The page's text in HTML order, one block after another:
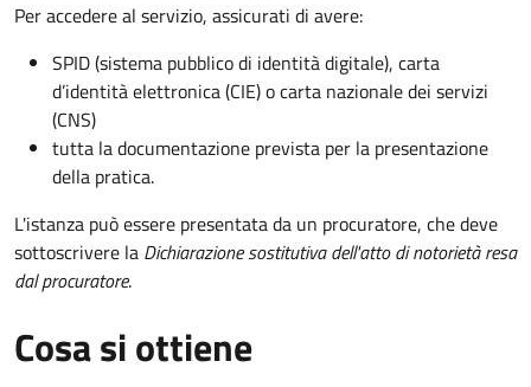
Per accedere al servizio, assicurati di avere:
SPID (sistema pubblico di identità digitale), carta
d’identità elettronica (CIE) o carta nazionale dei servizi
(CNS)
tutta la documentazione prevista per la presentazione
della pratica.
L'istanza può essere presentata da un procuratore, che deve
sottoscrivere la Dichiarazione sostitutiva dell'atto di notorietà resa
dal procuratore.
Cosa si ottiene